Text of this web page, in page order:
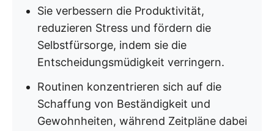
Sie verbessern die Produktivität,
reduzieren Stress und fördern die
Selbstfürsorge, indem sie die
Entscheidungsmüdigkeit verringern.
Routinen konzentrieren sich auf die
Schaffung von Beständigkeit und
Gewohnheiten, während Zeitpläne dabei